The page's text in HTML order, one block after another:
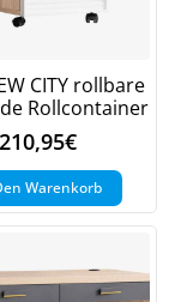
CITY rollbare
Rollcontainer
210,95€
Warenkorb